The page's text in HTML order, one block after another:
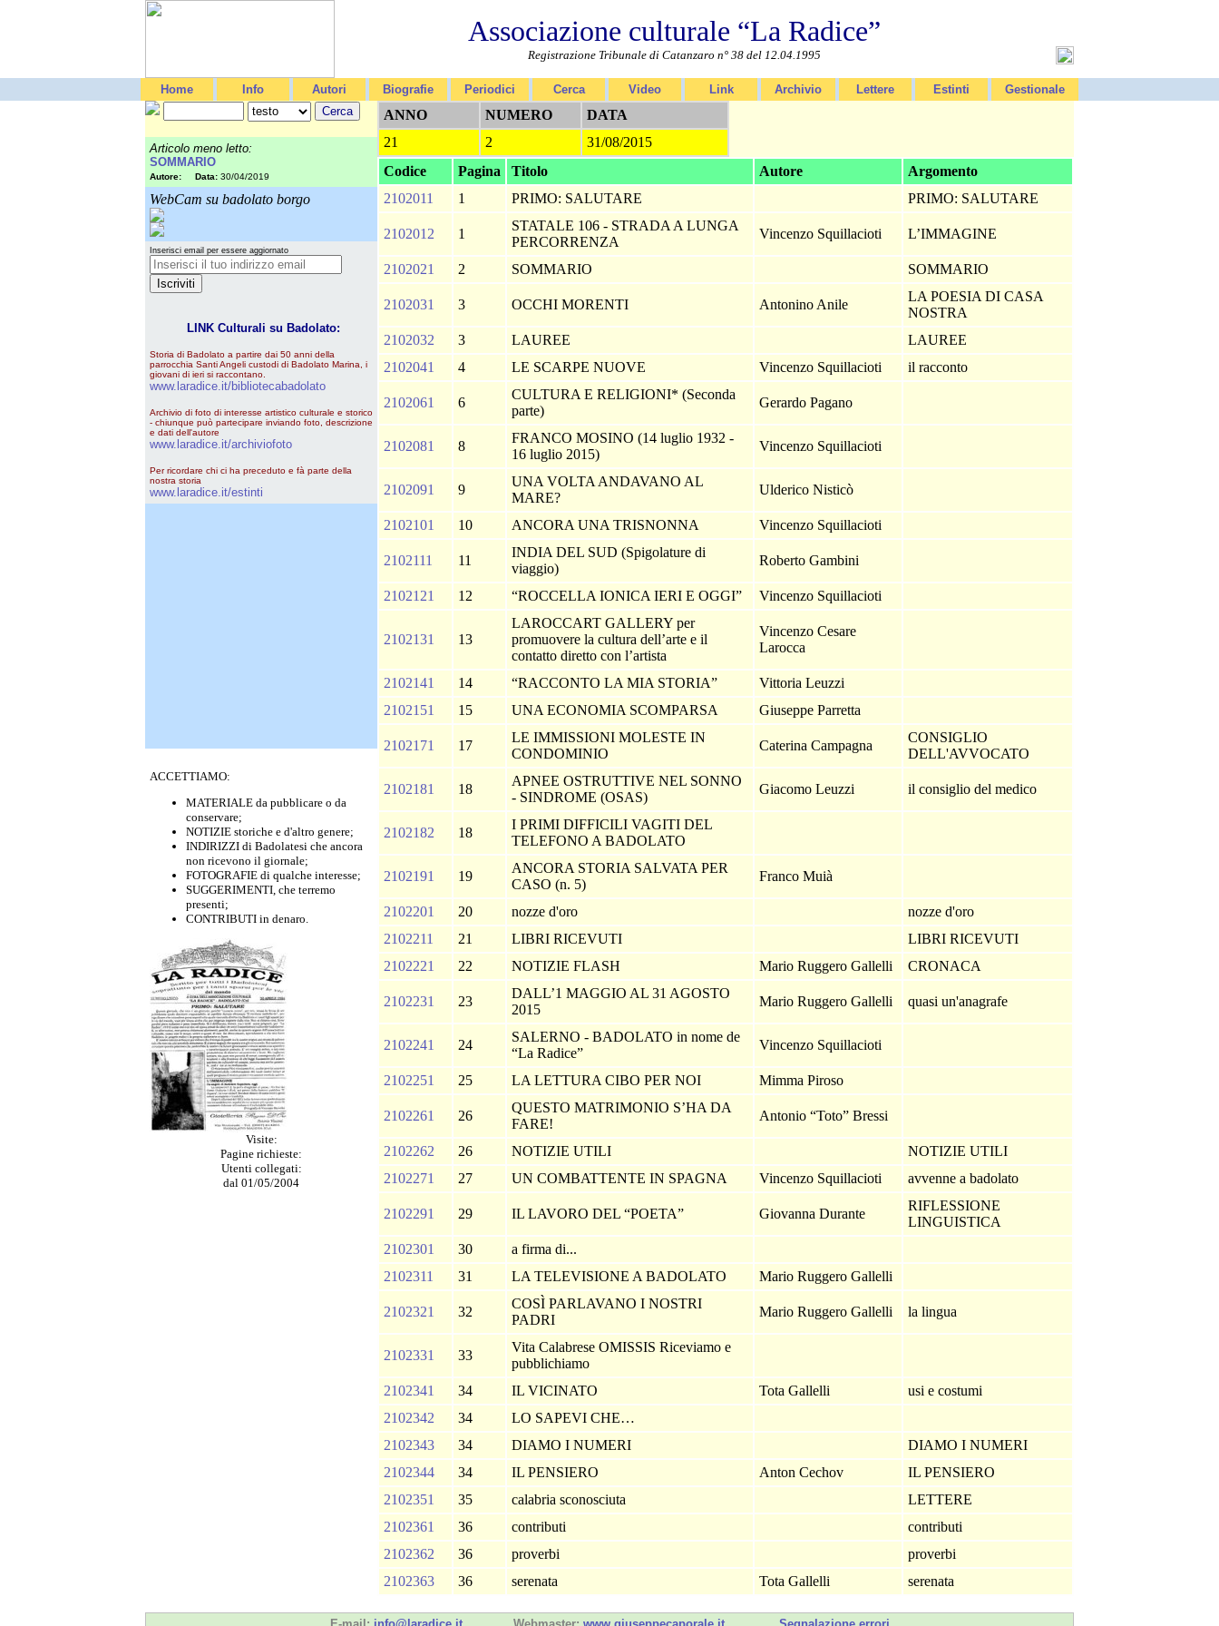
Associazione culturale “La Radice”
Registrazione Tribunale di Catanzaro n° 38 del 12.04.1995
Home Info Autori Biografie Periodici Cerca Video Link Archivio Lettere Estinti Gestionale
Articolo meno letto:
SOMMARIO
Autore: Data: 30/04/2019
WebCam su badolato borgo
Inserisci email per essere aggiornato
LINK Culturali su Badolato:
Storia di Badolato a partire dai 50 anni della
parrocchia Santi Angeli custodi di Badolato Marina, i
giovani di ieri si raccontano.
www.laradice.it/bibliotecabadolato
Archivio di foto di interesse artistico culturale e storico
- chiunque può partecipare inviando foto, descrizione
e dati dell'autore
www.laradice.it/archiviofoto
Per ricordare chi ci ha preceduto e fà parte della
nostra storia
www.laradice.it/estinti
ACCETTIAMO:
MATERIALE da pubblicare o da
conservare;
NOTIZIE storiche e d'altro genere;
INDIRIZZI di Badolatesi che ancora
non ricevono il giornale;
FOTOGRAFIE di qualche interesse;
SUGGERIMENTI, che terremo
presenti;
CONTRIBUTI in denaro.
Visite:
Pagine richieste:
Utenti collegati:
dal 01/05/2004
ANNO NUMERO
DATA
21
2
31/08/2015
Codice
Pagina Titolo Autore
Argomento
2102011
1 PRIMO: SALUTARE PRIMO: SALUTARE
2102012 1
STATALE 106 - STRADA A LUNGA
PERCORRENZA
Vincenzo Squillacioti L’IMMAGINE
2102021 2 SOMMARIO SOMMARIO
2102031 3 OCCHI MORENTI Antonino Anile
LA POESIA DI CASA
NOSTRA
2102032
3 LAUREE
LAUREE
2102041
4 LE SCARPE NUOVE Vincenzo Squillacioti il racconto
2102061 6
CULTURA E RELIGIONI* (Seconda
parte)
Gerardo Pagano
2102081 8
FRANCO MOSINO (14 luglio 1932 -
16 luglio 2015)
Vincenzo Squillacioti
2102091 9
UNA VOLTA ANDAVANO AL
MARE?
Ulderico Nisticò
2102101 10 ANCORA UNA TRISNONNA Vincenzo Squillacioti
2102111 11
INDIA DEL SUD (Spigolature di
viaggio)
Roberto Gambini
2102121 12 “ROCCELLA IONICA IERI E OGGI” Vincenzo Squillacioti
2102131 13
LAROCCART GALLERY per
promuovere la cultura dell’arte e il
contatto diretto con l’artista
Vincenzo Cesare
Larocca
2102141 14 “RACCONTO LA MIA STORIA”
Vittoria Leuzzi
2102151
15 UNA ECONOMIA SCOMPARSA Giuseppe Parretta
2102171 17
LE IMMISSIONI MOLESTE IN
CONDOMINIO
Caterina Campagna
CONSIGLIO
DELL'AVVOCATO
2102181 18
APNEE OSTRUTTIVE NEL SONNO
- SINDROME (OSAS)
Giacomo Leuzzi il consiglio del medico
2102182 18
I PRIMI DIFFICILI VAGITI DEL
TELEFONO A BADOLATO
2102191 19
ANCORA STORIA SALVATA PER
CASO (n. 5)
Franco Muià
2102201 20 nozze d'oro
nozze d'oro
2102211
21 LIBRI RICEVUTI
LIBRI RICEVUTI
2102221
22 NOTIZIE FLASH Mario Ruggero Gallelli CRONACA
2102231 23
DALL’1 MAGGIO AL 31 AGOSTO
2015
Mario Ruggero Gallelli quasi un'anagrafe
2102241 24
SALERNO - BADOLATO in nome de
“La Radice”
Vincenzo Squillacioti
2102251 25 LA LETTURA CIBO PER NOI Mimma Piroso
2102261 26
QUESTO MATRIMONIO S’HA DA
FARE!
Antonio “Toto” Bressi
2102262 26 NOTIZIE UTILI
NOTIZIE UTILI
2102271
27 UN COMBATTENTE IN SPAGNA Vincenzo Squillacioti avvenne a badolato
2102291 29 IL LAVORO DEL “POETA” Giovanna Durante
RIFLESSIONE
LINGUISTICA
2102301
30
a firma di...
2102311
31 LA TELEVISIONE A BADOLATO Mario Ruggero Gallelli
2102321 32
COSÌ PARLAVANO I NOSTRI
PADRI
Mario Ruggero Gallelli la lingua
2102331 33
Vita Calabrese OMISSIS Riceviamo e
pubblichiamo
2102341
34 IL VICINATO Tota Gallelli
usi e costumi
2102342
34
LO SAPEVI CHE…
2102343
34 DIAMO I NUMERI
DIAMO I NUMERI
2102344
34 IL PENSIERO Anton Cechov
IL PENSIERO
2102351
35 calabria sconosciuta
LETTERE
2102361
36 contributi
contributi
2102362
36 proverbi
proverbi
2102363
36 serenata Tota Gallelli serenata